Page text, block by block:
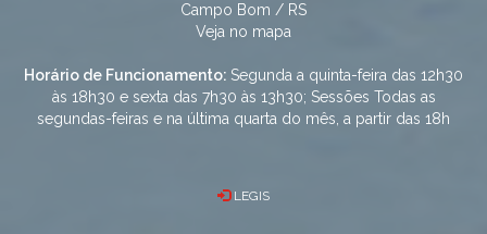
Campo Bom / RS
Veja no mapa
Horário de Funcionamento: Segunda a quinta-feira das 12h30
às 18h30 e sexta das 7h30 às 13h30; Sessões Todas as
segundas-feiras e na última quarta do mês, a partir das 18h
LEGIS